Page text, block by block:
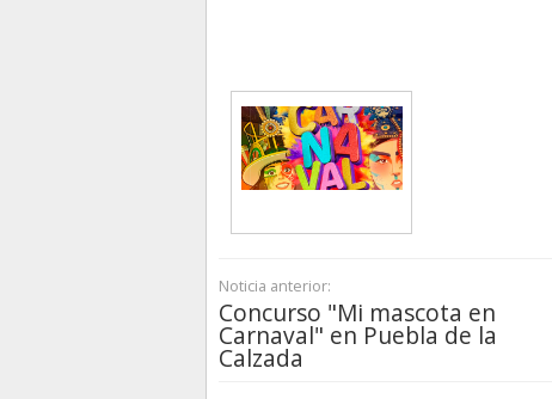
Noticia anterior:
Concurso "Mi mascota en
Carnaval" en Puebla de la
Calzada